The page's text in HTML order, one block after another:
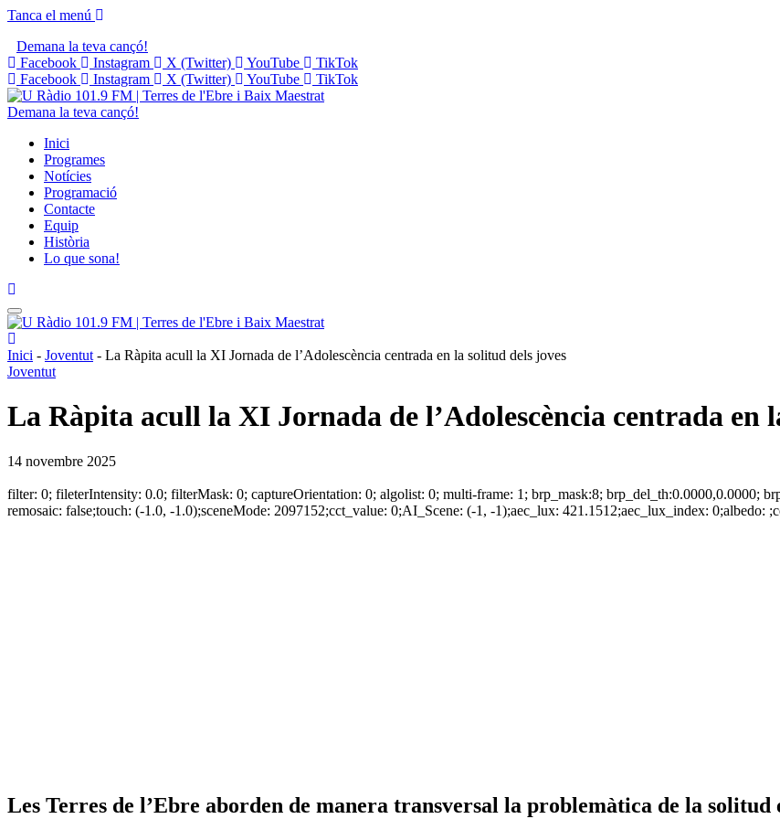
Tanca el menú
Demana la teva cançó!
Facebook
Instagram X (Twitter) YouTube
TikTok
Facebook
Instagram X (Twitter) YouTube TikTok
Demana la teva cançó!
Inici
Programes
Notícies
Programació
Contacte
Equip
Història
Lo que sona!
Inici - Joventut - La Ràpita acull la XI Jornada de l’Adolescència centrada en la solitud dels joves
Joventut
La Ràpita acull la XI Jornada de l’Adolescència centrada en
14 novembre 2025
filter: 0; fileterIntensity: 0.0; filterMask: 0; captureOrientation: 0; algolist: 0; multi-frame: 1; brp_mask:8; brp_del_th:0.0000,0.0000;
remosaic: false;touch: (-1.0, -1.0);sceneMode: 2097152;cct_value: 0;AI_Scene: (-1, -1);aec_lux: 421.1512;aec_lux_index: 0;albedo:
Les Terres de l’Ebre aborden de manera transversal la problemàtica de la